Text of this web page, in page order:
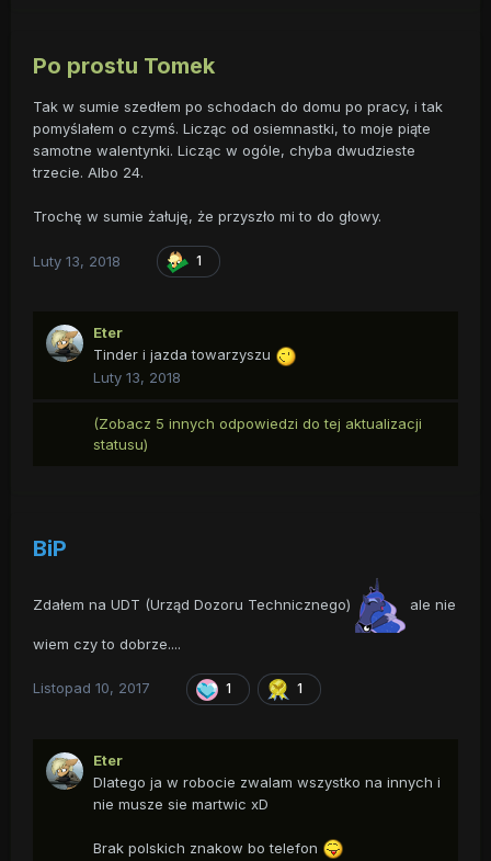
Po prostu Tomek
Tak w sumie szedłem po schodach do domu po pracy, i tak
pomyślałem o czymś. Licząc od osiemnastki, to moje piąte
samotne walentynki. Licząc w ogóle, chyba dwudzieste
trzecie. Albo 24.
Trochę w sumie żałuję, że przyszło mi to do głowy.
Luty 13, 2018 1
Eter
Tinder i jazda towarzyszu
Luty 13, 2018
(Zobacz 5 innych odpowiedzi do tej aktualizacji
statusu)
BiP
Zdałem na UDT (Urząd Dozoru Technicznego) ale nie
wiem czy to dobrze....
Listopad 10, 2017 1 1
Eter
Dlatego ja w robocie zwalam wszystko na innych i
nie musze sie martwic xD
Brak polskich znakow bo telefon